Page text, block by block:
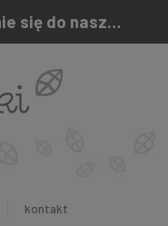
5% RABATU za zapisanie się do naszego newslettera
kontakt